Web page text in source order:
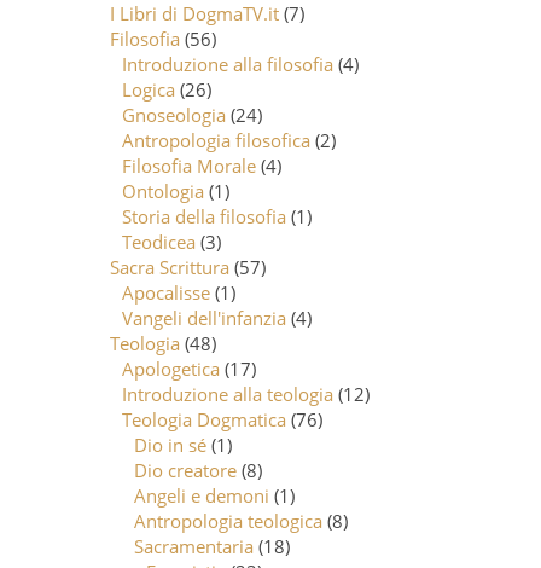
I Libri di DogmaTV.it (7)
Filosofia (56)
Introduzione alla filosofia (4)
Logica (26)
Gnoseologia (24)
Antropologia filosofica (2)
Filosofia Morale (4)
Ontologia (1)
Storia della filosofia (1)
Teodicea (3)
Sacra Scrittura (57)
Apocalisse (1)
Vangeli dell'infanzia (4)
Teologia (48)
Apologetica (17)
Introduzione alla teologia (12)
Teologia Dogmatica (76)
Dio in sé (1)
Dio creatore (8)
Angeli e demoni (1)
Antropologia teologica (8)
Sacramentaria (18)